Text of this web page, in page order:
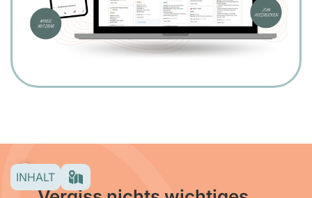
INHALT